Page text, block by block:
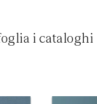
i cataloghi